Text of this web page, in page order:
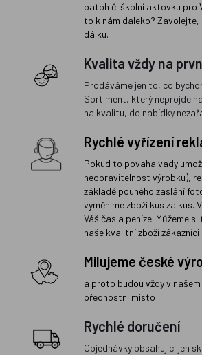
batoh či školní aktovku pro
to k nám daleko?
dálku.
Kvalita vždy na
Prodáváme jen to, co
Sortiment, který neprojde
na kvalitu, do nabídky
Rychlé vyřízení
Pokud to povaha vady
neopravitelnost výrobku),
základě pouhého zaslání
vyměníme zboží kus za kus.
Váš čas a peníze. Můžeme
naše kvalitní zboží
Milujeme české
a proto budou vždy v
přednostní místo
Rychlé doručení
Objednávky obsahující jen